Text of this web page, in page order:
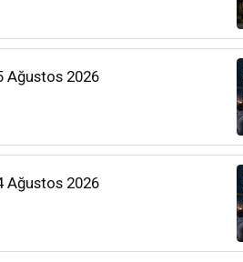
Ağustos 2026
Ağustos 2026